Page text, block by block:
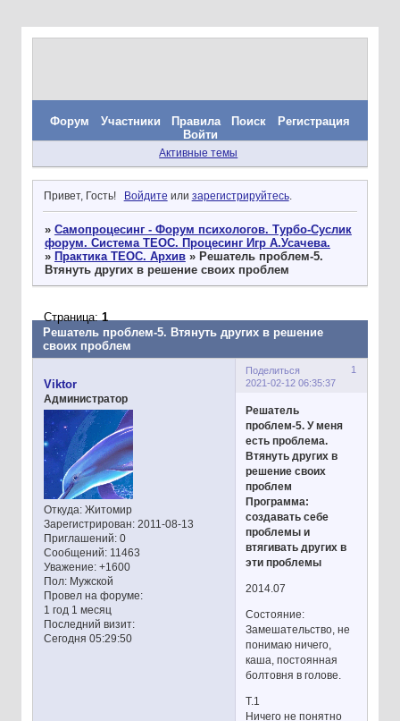
Форум Участники Правила Поиск
Регистрация
Войти
Активные темы
Привет, Гость! Войдите или зарегистрируйтесь.
» Самопроцесинг - Форум психологов. Турбо-Суслик
форум. Система ТЕОС. Процесинг Игр А.Усачева.
» Практика ТЕОС. Архив » Решатель проблем-5.
Втянуть других в решение своих проблем
Решатель проблем-5. Втянуть других в решение
своих проблем
Страница:1
Поделиться
1
2021-02-12 06:35:37
Viktor
Администратор
Откуда:Житомир
Зарегистрирован: 2011-08-13
Приглашений:0
Сообщений:11463
Уважение: +1600
Пол:Мужской
Провел на форуме:
1 год 1 месяц
Последний визит:
Сегодня 05:29:50
Решатель
проблем-5. У меня
есть проблема.
Втянуть других в
решение своих
проблем
Программа:
создавать себе
проблемы и
втягивать других в
эти проблемы
2014.07
Состояние:
Замешательство, не
понимаю ничего,
каша, постоянная
болтовня в голове.
Т.1
Ничего не понятно